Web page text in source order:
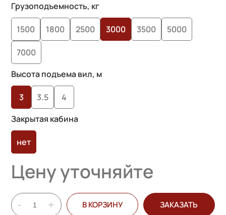
Грузоподъемность, кг
1500 1800 2500 3000 3500 5000
7000
Высота подъема вил, м
3 3.5
4
Закрытая кабина
нет
Цену уточняйте
- + В КОРЗИНУ ЗАКАЗАТЬ